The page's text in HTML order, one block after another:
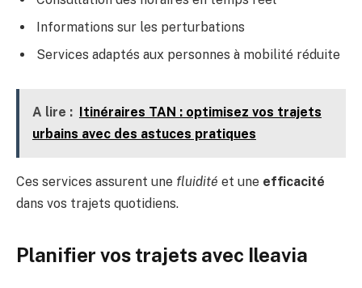
Informations sur les perturbations
Services adaptés aux personnes à mobilité réduite
A lire :
Itinéraires TAN : optimisez vos trajets
urbains avec des astuces pratiques
Ces services assurent une fluidité et une efficacité
dans vos trajets quotidiens.
Planifier vos trajets avec Ileavia